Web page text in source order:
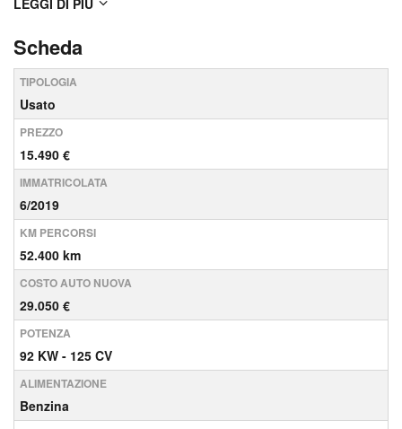
PERSONALIZZATI -ASSICURAZIONI
PERSONALIZZATE -VALUTAZIONE DELL'AUTO IN
PERMUTA -ASSISTENZA POST VENDI...
LEGGI DI PIÙ
Scheda
TIPOLOGIA
Usato
PREZZO
15.490 €
IMMATRICOLATA
6/2019
KM PERCORSI
52.400 km
COSTO AUTO NUOVA
29.050 €
POTENZA
92 KW - 125 CV
ALIMENTAZIONE
Benzina